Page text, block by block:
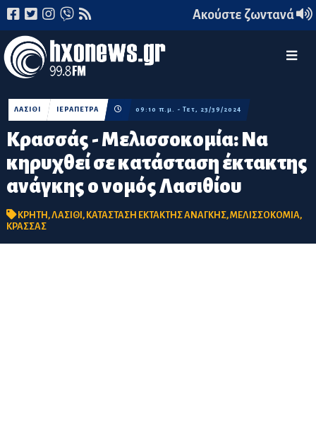
Ακούστε ζωντανά
Κρασσάς - Μελισσοκομία: Να
κηρυχθεί σε κατάσταση έκτακτης
ανάγκης ο νομός Λασιθίου
ΛΑΣΙΘΙ ΙΕΡΑΠΕΤΡΑ 09:10 π.μ. - Τετ, 23/39/2024
ΚΡΗΤΗ,ΛΑΣΙΘΙ, ΚΑΤΑΣΤΑΣΗ ΕΚΤΑΚΤΗΣ ΑΝΑΓΚΗΣ,ΜΕΛΙΣΣΟΚΟΜΙΑ,
ΚΡΑΣΣΑΣ